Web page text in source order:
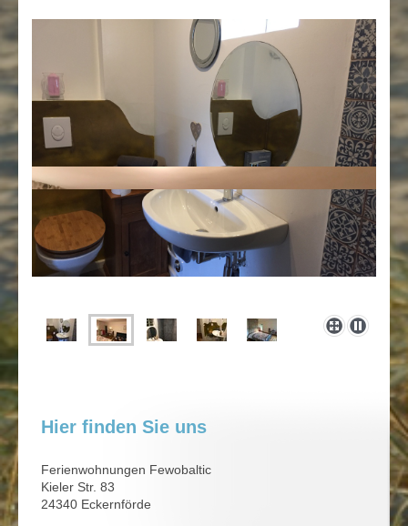
Hier finden Sie uns
Ferienwohnungen Fewobaltic
Kieler Str. 83
24340 Eckernförde